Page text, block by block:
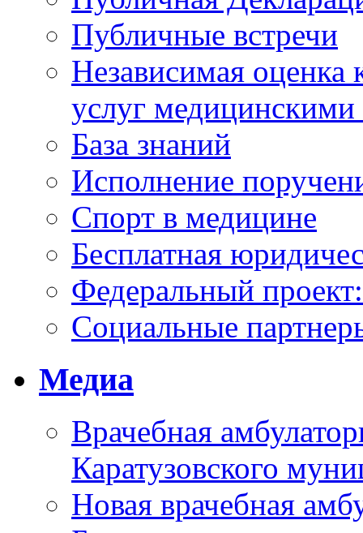
Публичные встречи
Независимая оценка
услуг
База знаний
Исполнение
Спорт в медицине
Бесплатная
Федеральный
Социальные
Медиа
Врачебная
Каратузовского
Новая врачебная